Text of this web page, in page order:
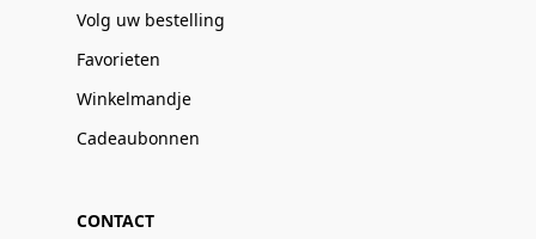
Volg uw bestelling
Favorieten
Winkelmandje
Cadeaubonnen
CONTACT